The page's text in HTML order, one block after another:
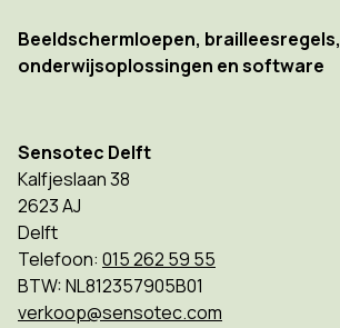
Beeldschermloepen, brailleesregels,
onderwijsoplossingen en software
Sensotec Delft
Kalfjeslaan 38
2623 AJ
Delft
Telefoon: 015 262 59 55
BTW: NL812357905B01
verkoop@sensotec.com